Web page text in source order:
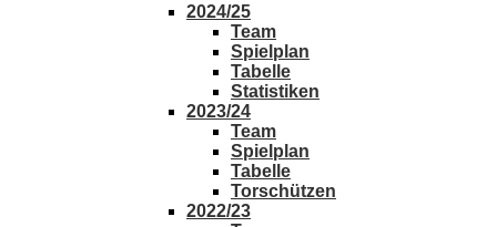
2024/25
Team
Spielplan
Tabelle
Statistiken
2023/24
Team
Spielplan
Tabelle
Torschützen
2022/23